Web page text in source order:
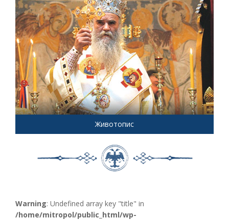
Животопис
Warning: Undefined array key "title" in
/home/mitropol/public_html/wp-